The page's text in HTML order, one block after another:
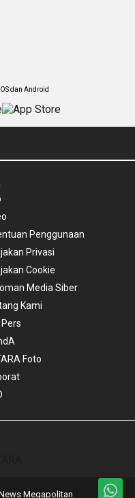
dan Android
Penggunaan
Privasi
Cookie
Media Siber
Kami
Foto
Megapolitan